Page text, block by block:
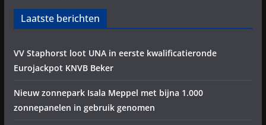
Laatste berichten
VV Staphorst loot UNA in eerste kwalificatieronde
Eurojackpot KNVB Beker
Nieuw zonnepark Isala Meppel met bijna 1.000
zonnepanelen in gebruik genomen